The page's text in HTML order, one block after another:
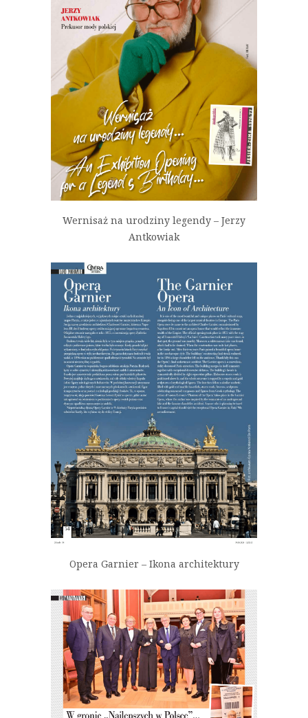
Wernisaż na urodziny legendy – Jerzy
Antkowiak
Opera Garnier – Ikona architektury